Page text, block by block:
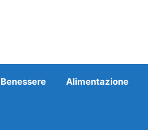
Alimentazione